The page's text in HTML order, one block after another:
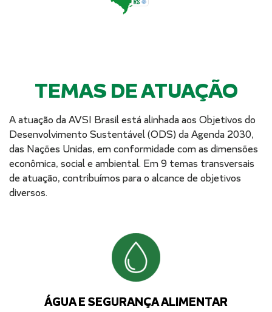
TEMAS DE ATUAÇÃO
A atuação da AVSI Brasil está alinhada aos Objetivos do
Desenvolvimento Sustentável (ODS) da Agenda 2030,
das Nações Unidas, em conformidade com as dimensões
econômica, social e ambiental. Em 9 temas transversais
de atuação, contribuímos para o alcance de objetivos
diversos.
ÁGUA E SEGURANÇA ALIMENTAR